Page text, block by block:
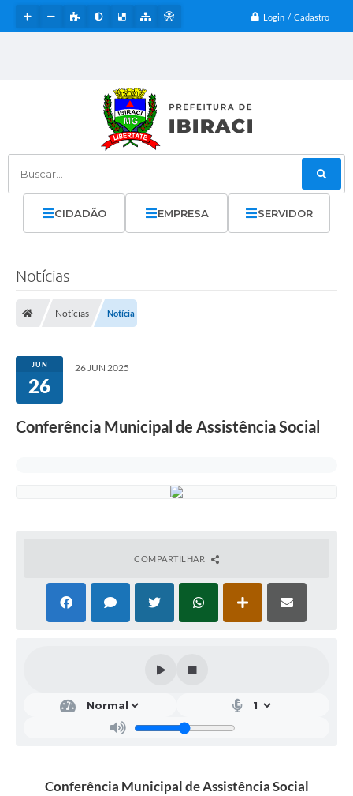
Login / Cadastro
Buscar...
CIDADÃO EMPRESA SERVIDOR
Notícias
Notícias Notícia
JUN
26
26 JUN 2025
Conferência Municipal de Assistência Social
COMPARTILHAR
Conferência Municipal de Assistência Social